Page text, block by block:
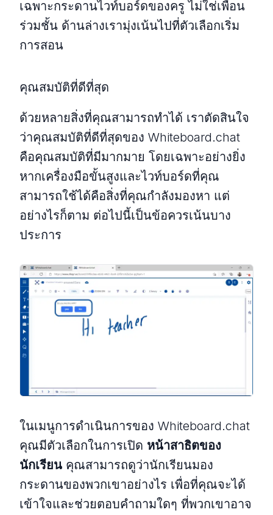
เฉพาะกระดานไวท์บอร์ดของครู ไม่ใช่เพื่อน
ร่วมชั้น ด้านล่างเรามุ่งเน้นไปที่ตัวเลือกเริ่ม
การสอน
คุณสมบัติที่ดีที่สุด
ด้วยหลายสิ่งที่คุณสามารถทำได้ เราตัดสินใจ
ว่าคุณสมบัติที่ดีที่สุดของ Whiteboard.chat
คือคุณสมบัติที่มีมากมาย โดยเฉพาะอย่างยิ่ง
หากเครื่องมือขั้นสูงและไวท์บอร์ดที่คุณ
สามารถใช้ได้คือสิ่งที่คุณกำลังมองหา แต่
อย่างไรก็ตาม ต่อไปนี้เป็นข้อควรเน้นบาง
ประการ
ในเมนูการดำเนินการของ Whiteboard.chat
คุณมีตัวเลือกในการเปิด หน้าสาธิตของ
นักเรียน คุณสามารถดูว่านักเรียนมอง
กระดานของพวกเขาอย่างไร เพื่อที่คุณจะได้
เข้าใจและช่วยตอบคำถามใดๆ ที่พวกเขาอาจ